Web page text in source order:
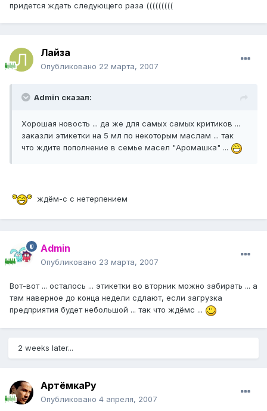
придется ждать следующего раза (((((((((
Лайза
Опубликовано 22 марта, 2007
Admin сказал:
Хорошая новость ... да же для самых самых критиков ...
заказли этикетки на 5 мл по некоторым маслам ... так
что ждите пополнение в семье масел "Аромашка" ...
ждём-с с нетерпением
Admin
Опубликовано 23 марта, 2007
Вот-вот ... осталось ... этикетки во вторник можно забирать ... а
там наверное до конца недели сдлают, если загрузка
предприятия будет небольшой ... так что ждёмс ...
2 weeks later...
АртёмкаРу
Опубликовано 4 апреля, 2007